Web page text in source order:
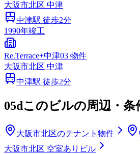
大阪市北区 中津
中津駅 徒歩2分
1990年竣工
Re.Terrace+中津03 物件
大阪市北区 中津
中津駅 徒歩2分
05dこのビルの周辺・条
大阪市北区のテナント物件
大阪市北区 空室ありビル